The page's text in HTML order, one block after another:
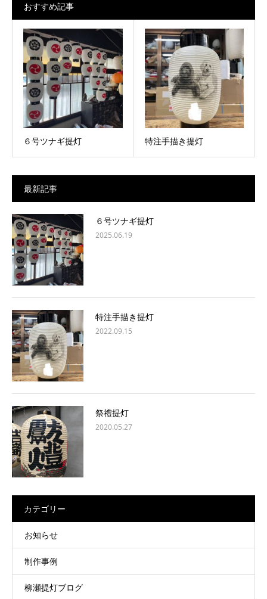
おすすめ記事
６号ツナギ提灯 特注手描き提灯
最新記事
６号ツナギ提灯
2025.06.19
特注手描き提灯
2022.09.15
祭禮提灯
2020.05.27
カテゴリー
お知らせ
制作事例
柳瀬提灯ブログ